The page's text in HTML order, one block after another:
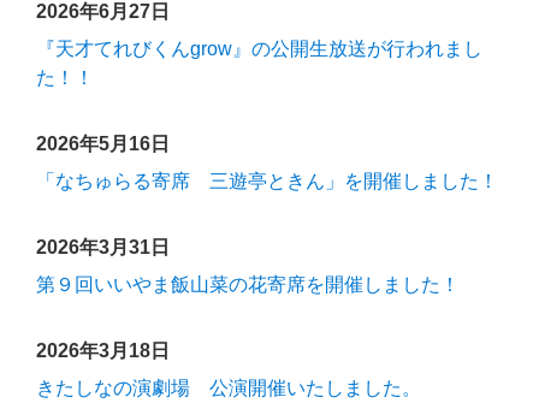
2026年6月27日
『天才てれびくんgrow』の公開生放送が行われまし
た！！
2026年5月16日
「なちゅらる寄席 三遊亭ときん」を開催しました！
2026年3月31日
第９回いいやま飯山菜の花寄席を開催しました！
2026年3月18日
きたしなの演劇場 公演開催いたしました。